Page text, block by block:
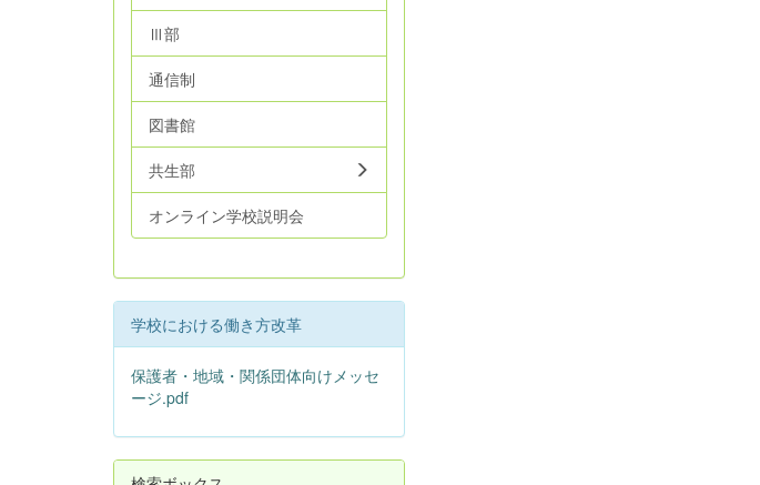
Ⅲ部
通信制
図書館
共生部
オンライン学校説明会
学校における働き方改革
保護者・地域・関係団体向けメッセ
ージ.pdf